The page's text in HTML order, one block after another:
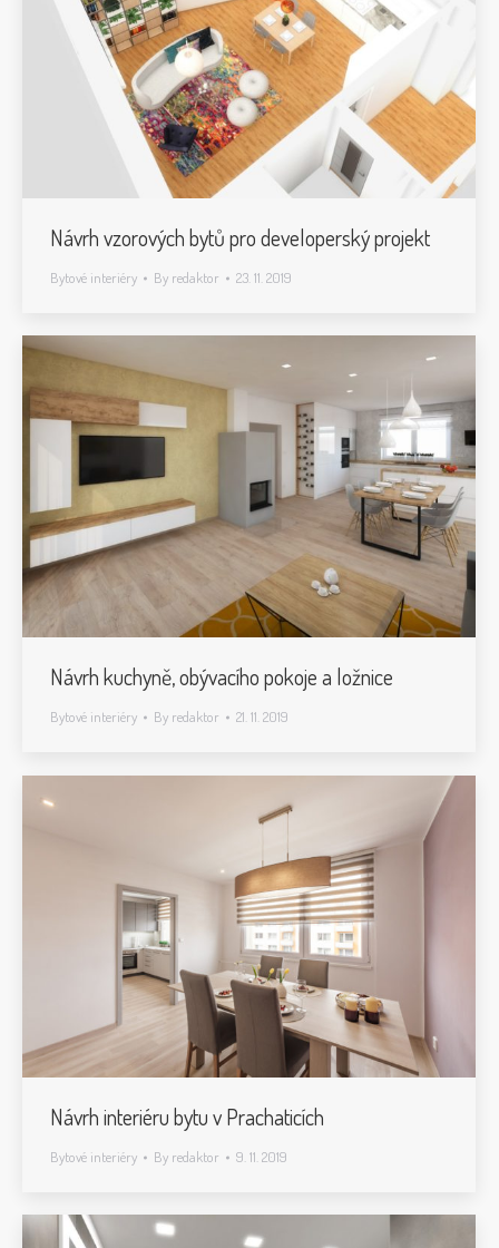
Návrh vzorových bytů pro developerský projekt
Bytové interiéry By redaktor 23. 11. 2019
Návrh kuchyně, obývacího pokoje a ložnice
Bytové interiéry By redaktor 21. 11. 2019
Návrh interiéru bytu v Prachaticích
Bytové interiéry By redaktor 9. 11. 2019